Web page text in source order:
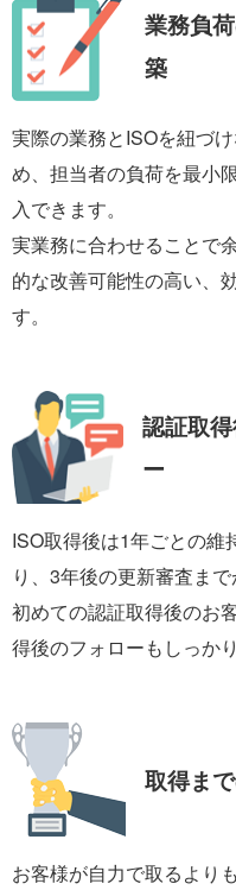
業務負
築
実際の業務とISOを紐づ
め、担当者の負荷を最小
入できます。
実業務に合わせることで
的な改善可能性の高い、
す。
認証取
ー
ISO取得後は1年ごとの維
り、3年後の更新審査ま
初めての認証取得後のお
得後のフォローもしっか
取得ま
お客様が自力で取るより